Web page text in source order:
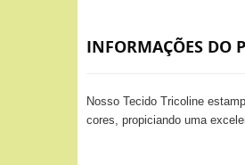
INFORMAÇÕES DO
Nosso Tecido Tricoline
cores, propiciando uma